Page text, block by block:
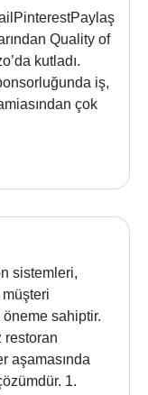
Quality of
kutladı.
iş,
çok
sistemleri,
sahiptir.
restoran
aşamasında
1.